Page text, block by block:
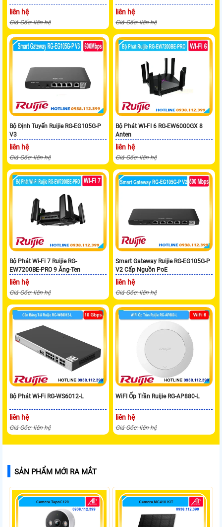
liên hệ
Giá Gốc: liên hệ
liên hệ
Giá Gốc: liên hệ
Bộ Định Tuyến Ruijie RG-EG105G-P
V3
liên hệ
Giá Gốc: liên hệ
Bộ Phát WI-FI 6 RG-EW6000GX 8
Anten
liên hệ
Giá Gốc: liên hệ
Bộ Phát Wi-Fi 7 Ruijie RG-
EW7200BE-PRO 9 Ăng-Ten
liên hệ
Giá Gốc: liên hệ
Smart Gateway Ruijie RG-EG105G-P
V2 Cấp Nguồn PoE
liên hệ
Giá Gốc: liên hệ
Bộ Phát Wi-Fi RG-WS6012-L
liên hệ
Giá Gốc: liên hệ
WiFI Ốp Trần Ruijie RG-AP880-L
liên hệ
Giá Gốc: liên hệ
SẢN PHẨM MỚI RA MẮT